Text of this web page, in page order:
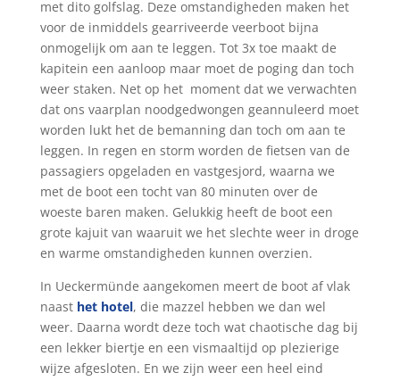
met dito golfslag. Deze omstandigheden maken het
voor de inmiddels gearriveerde veerboot bijna
onmogelijk om aan te leggen. Tot 3x toe maakt de
kapitein een aanloop maar moet de poging dan toch
weer staken. Net op het moment dat we verwachten
dat ons vaarplan noodgedwongen geannuleerd moet
worden lukt het de bemanning dan toch om aan te
leggen. In regen en storm worden de fietsen van de
passagiers opgeladen en vastgesjord, waarna we
met de boot een tocht van 80 minuten over de
woeste baren maken. Gelukkig heeft de boot een
grote kajuit van waaruit we het slechte weer in droge
en warme omstandigheden kunnen overzien.
In Ueckermünde aangekomen meert de boot af vlak
naast het hotel, die mazzel hebben we dan wel
weer. Daarna wordt deze toch wat chaotische dag bij
een lekker biertje en een vismaaltijd op plezierige
wijze afgesloten. En we zijn weer een heel eind